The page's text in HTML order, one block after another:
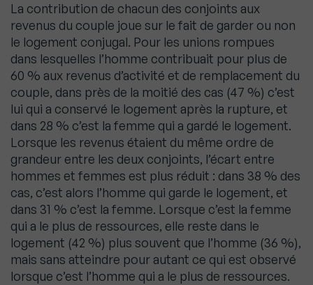
La contribution de chacun des conjoints aux
revenus du couple joue sur le fait de garder ou non
le logement conjugal. Pour les unions rompues
dans lesquelles l’homme contribuait pour plus de
60 % aux revenus d’activité et de remplacement du
couple, dans près de la moitié des cas (47 %) c’est
lui qui a conservé le logement après la rupture, et
dans 28 % c’est la femme qui a gardé le logement.
Lorsque les revenus étaient du même ordre de
grandeur entre les deux conjoints, l’écart entre
hommes et femmes est plus réduit : dans 38 % des
cas, c’est alors l’homme qui garde le logement, et
dans 31 % c’est la femme. Lorsque c’est la femme
qui a le plus de ressources, elle reste dans le
logement (42 %) plus souvent que l’homme (36 %),
mais sans atteindre pour autant ce qui est observé
lorsque c’est l’homme qui a le plus de ressources.